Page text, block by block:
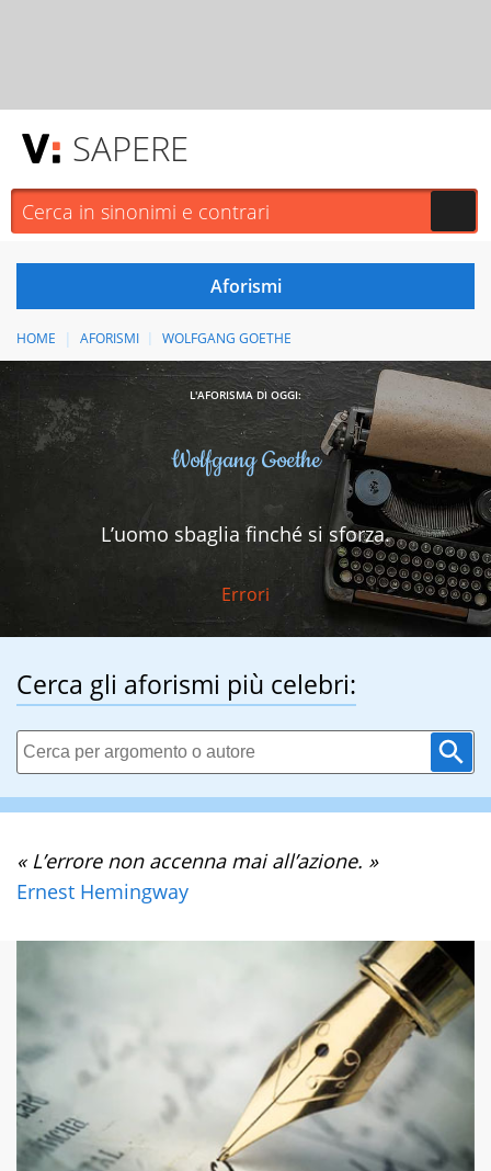
SAPERE
HOME AFORISMI WOLFGANG GOETHE
L'AFORISMA DI OGGI:
Wolfgang Goethe
L’uomo sbaglia finché si sforza.
Errori
Cerca gli aforismi più celebri:
« L’errore non accenna mai all’azione. »
Ernest Hemingway